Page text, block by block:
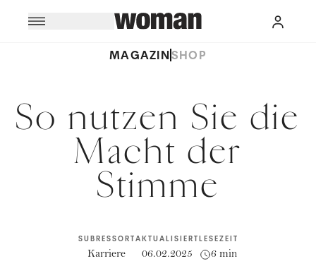
MAGAZINSHOP
So nutzen Sie die
Macht der
Stimme
SUBRESSORT
Karriere
AKTUALISIERT
06.02.2025
LESEZEIT
6 min